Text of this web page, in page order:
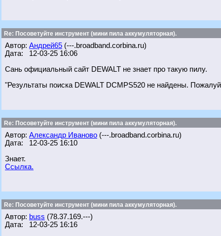
Re: Посоветуйте инструмент (мини пила аккумуляторная).
Автор: Андрей65 (---.broadband.corbina.ru)
Дата: 12-03-25 16:06
Сань официальный сайт DEWALT не знает про такую пилу.
"Результаты поиска DEWALT DCMPS520 не найдены.
Re: Посоветуйте инструмент (мини пила аккумуляторная).
Автор: Александр Иваново (---.broadband.corbina.ru)
Дата: 12-03-25 16:10
Знает.
Ссылка.
Re: Посоветуйте инструмент (мини пила аккумуляторная).
Автор: buss (78.37.169.---)
Дата: 12-03-25 16:16